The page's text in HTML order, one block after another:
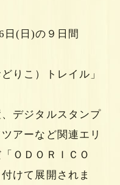
日(日)の９日間
りこ）トレイル」
デジタルスタンプ
アーなど関連エリ
ＯＤＯＲＩＣＯ
けて展開されま